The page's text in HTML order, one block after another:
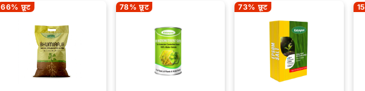
66% छूट 78% छूट 73% छूट